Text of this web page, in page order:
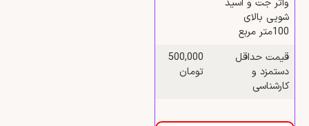
واتر جت و اسید
شویی بالای
100متر مربع
قیمت حداقل
دستمزد و
کارشناسی
500,000
تومان